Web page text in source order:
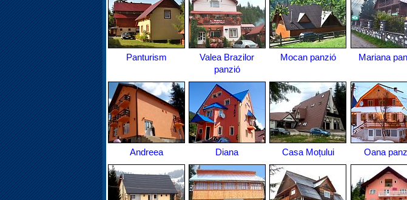
Panturism
Valea Brazilor
panzió
Mocan panzió Mariana
Andreea Diana Casa Moțului Oana